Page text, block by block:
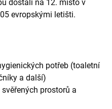
dostali na 12. místo v
evropskými letišti.
potřeb (toaletní
a další)
prostorů a